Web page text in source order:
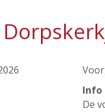
Info
De